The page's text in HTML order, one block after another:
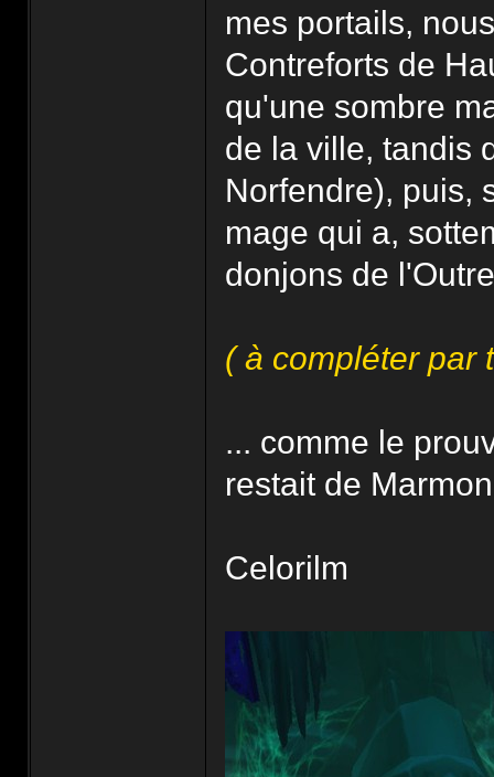
mes portails,
Contreforts de
qu'une sombre
de la ville, tandis
Norfendre), puis,
mage qui a,
donjons de
( à compléter par
... comme le
restait de
Celorilm